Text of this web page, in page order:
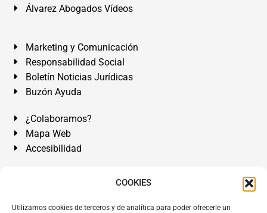
COOKIES
Utilizamos cookies de terceros y de analítica para poder ofrecerle un
Álvarez Abogados Vídeos
Marketing y Comunicación
Responsabilidad Social
Boletín Noticias Jurídicas
Buzón Ayuda
¿Colaboramos?
Mapa Web
Accesibilidad
Álvarez Abogados Tenerife:Calle Teobaldo Power Nº 7,
de Tenerife. Islas Canarias.